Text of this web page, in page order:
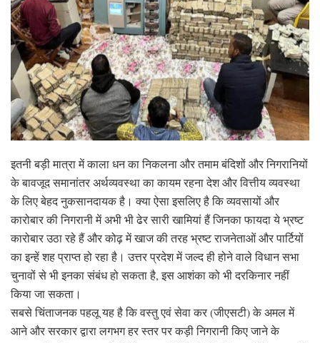
इतनी बड़ी मात्रा में काला धन का निकलना और तमाम बंदिशों और निगरानियों
के बावजूद समानांतर अर्थव्यवस्था का कायम रहना देश और वित्तीय व्यवस्था
के लिए बेहद नुकसानदायक है। क्या ऐसा इसलिए है कि व्यवसायों और
कारोबार की निगरानी में अभी भी ढेर सारी खामियां हैं जिनका फायदा ये भ्रष्ट
कारोबार उठा रहे हैं और कोढ़ में खाज की तरह भ्रष्ट राजनेताओं और पार्टियों
का इन्हें शह प्राप्त हो रहा है। उत्तर प्रदेश में जल्द ही होने वाले विधान सभा
चुनावों से भी इनका संबंध हो सकता है, इस आशंका को भी दरकिनार नहीं
किया जा सकता।
सबसे चिंताजनक पहलू यह है कि वस्तु एवं सेवा कर (जीएसटी) के अमल में
आने और सरकार द्वारा लगभग हर स्तर पर कड़ी निगरानी किए जाने के